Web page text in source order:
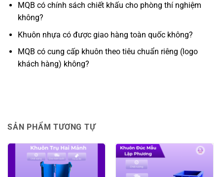
MQB có chính sách chiết khấu cho phòng thí nghiệm
không?
Khuôn nhựa có được giao hàng toàn quốc không?
MQB có cung cấp khuôn theo tiêu chuẩn riêng (logo
khách hàng) không?
SẢN PHẨM TƯƠNG TỰ